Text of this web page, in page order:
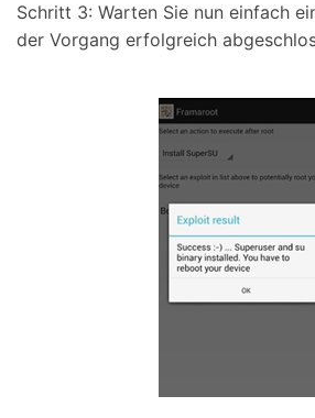
Schritt 3: Warten Sie nun einfach
der Vorgang erfolgreich